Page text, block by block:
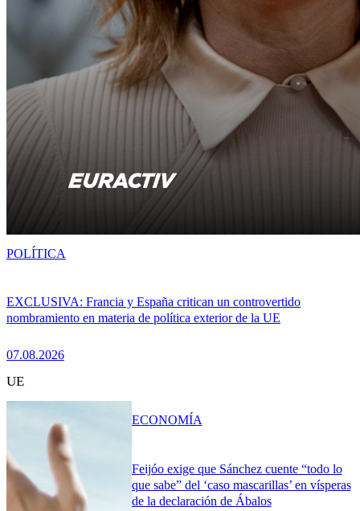
EXCLUSIVA: Francia y España critican un controvertido
nombramiento en materia de política exterior de la UE
07.08.2026
POLÍTICA
UE
Feijóo exige que Sánchez cuente “todo lo
que sabe” del ‘caso mascarillas’ en vísperas
de la declaración de Ábalos
ECONOMÍA